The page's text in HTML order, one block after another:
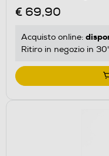
€ 69,90
Acquisto online:
Ritiro in negozio in